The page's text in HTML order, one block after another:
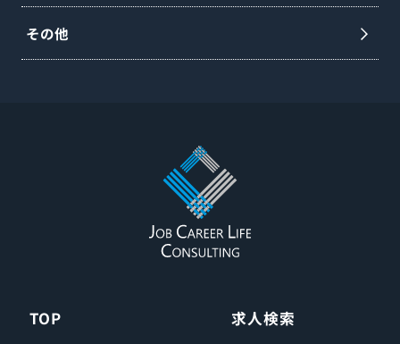
その他
TOP 求人検索